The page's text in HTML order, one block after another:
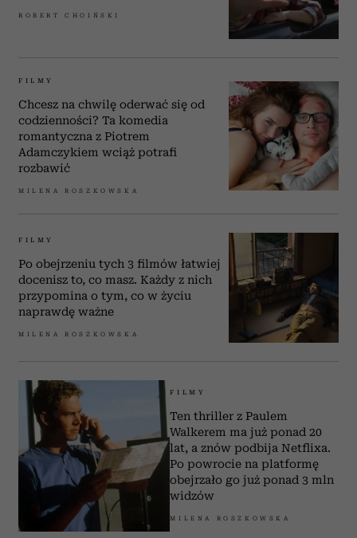
ROBERT CHOIŃSKI
FILMY
Chcesz na chwilę oderwać się od
codzienności? Ta komedia
romantyczna z Piotrem
Adamczykiem wciąż potrafi
rozbawić
MILENA ROSZKOWSKA
FILMY
Po obejrzeniu tych 3 filmów łatwiej
docenisz to, co masz. Każdy z nich
przypomina o tym, co w życiu
naprawdę ważne
MILENA ROSZKOWSKA
FILMY
Ten thriller z Paulem
Walkerem ma już ponad 20
lat, a znów podbija Netflixa.
Po powrocie na platformę
obejrzało go już ponad 3 mln
widzów
MILENA ROSZKOWSKA